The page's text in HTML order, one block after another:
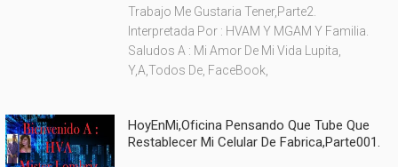
Trabajo Me Gustaria Tener,Parte2.
Interpretada Por : HVAM Y MGAM Y Familia.
Saludos A : Mi Amor De Mi Vida Lupita,
Y,A,Todos De, FaceBook,
HoyEnMi,Oficina Pensando Que Tube Que
Restablecer Mi Celular De Fabrica,Parte001.